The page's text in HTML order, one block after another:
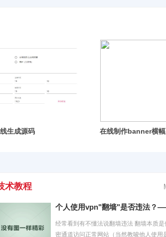
作banner横幅广告图片网站源码 网站弹
术教程
经常看到有不懂法说翻墙违法 翻墙本质是
密通道访问正常网站（当然教唆他人使用